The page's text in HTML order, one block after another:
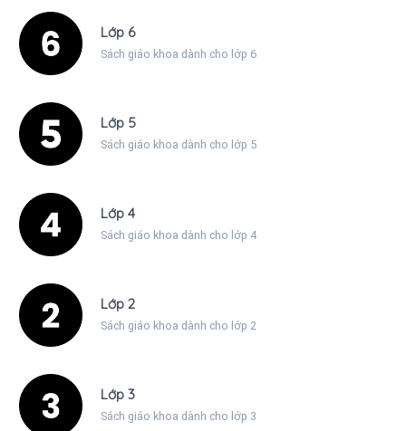
Lớp 6
Sách giáo khoa dành cho lớp 6
Lớp 5
Sách giáo khoa dành cho lớp 5
Lớp 4
Sách giáo khoa dành cho lớp 4
Lớp 2
Sách giáo khoa dành cho lớp 2
Lớp 3
Sách giáo khoa dành cho lớp 3